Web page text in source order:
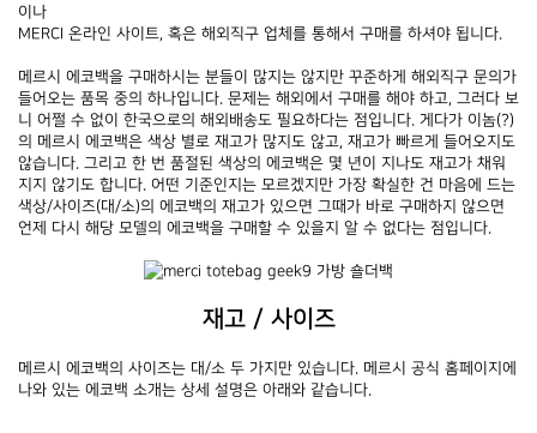
이나
MERCI 온라인 사이트, 혹은 해외직구 업체를 통해서 구매를 하셔야 됩니다.
메르시 에코백을 구매하시는 분들이 많지는 않지만 꾸준하게 해외직구 문의가
들어오는 품목 중의 하나입니다. 문제는 해외에서 구매를 해야 하고, 그러다 보
니 어쩔 수 없이 한국으로의 해외배송도 필요하다는 점입니다. 게다가 이놈(?)
의 메르시 에코백은 색상 별로 재고가 많지도 않고, 재고가 빠르게 들어오지도
않습니다. 그리고 한 번 품절된 색상의 에코백은 몇 년이 지나도 재고가 채워
지지 않기도 합니다. 어떤 기준인지는 모르겠지만 가장 확실한 건 마음에 드는
색상/사이즈(대/소)의 에코백의 재고가 있으면 그때가 바로 구매하지 않으면
언제 다시 해당 모델의 에코백을 구매할 수 있을지 알 수 없다는 점입니다.
재고 / 사이즈
메르시 에코백의 사이즈는 대/소 두 가지만 있습니다. 메르시 공식 홈페이지에
나와 있는 에코백 소개는 상세 설명은 아래와 같습니다.